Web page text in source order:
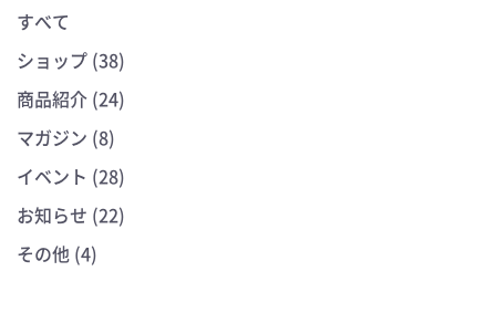
すべて
ショップ (38)
商品紹介 (24)
マガジン (8)
イベント (28)
お知らせ (22)
その他 (4)